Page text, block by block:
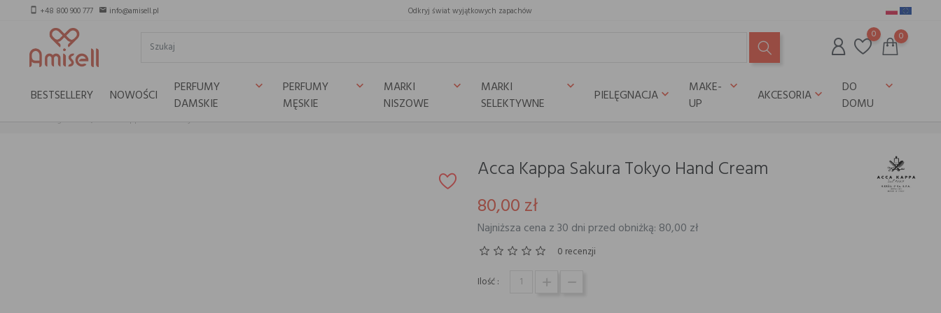
smartphone +48 800 900 777 email info@amisell.pl Odkryj świat wyjątkowych zapachów
0 0
BESTSELLERY NOWOŚCI
PERFUMY
DAMSKIE
keyboard_arrow_down
PERFUMY
MĘSKIE
keyboard_arrow_down
MARKI
NISZOWE
keyboard_arrow_down
MARKI
SELEKTYWNE
keyboard_arrow_down
PIELĘGNACJAkeyboard_arrow_down
MAKE-
UP
keyboard_arrow_down
AKCESORIAkeyboard_arrow_down
DO
DOMU
keyboard_arrow_down
Strona główna Acca Kappa Sakura Tokyo Hand Cream
Acca Kappa Sakura Tokyo Hand Cream
80,00 zł
Najniższa cena z 30 dni przed obniżką: 80,00 zł
0 recenzji
Ilość :